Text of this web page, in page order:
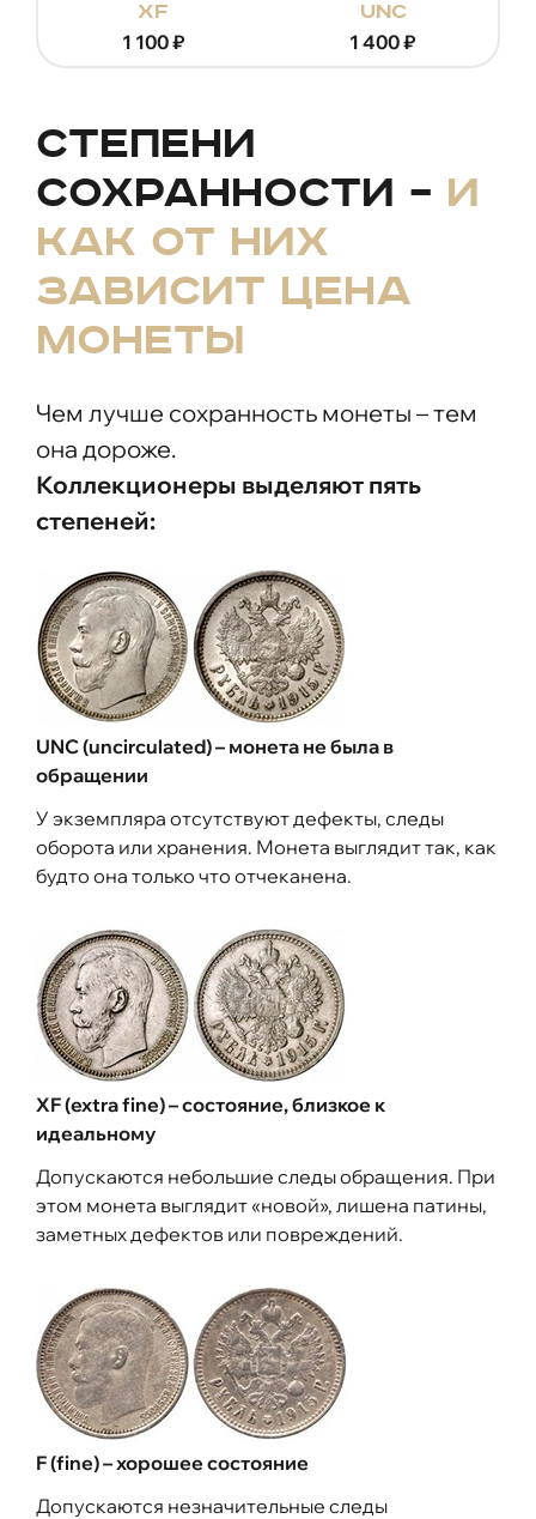
xf
1 100₽
unc
1 400₽
Степени
сохранности – и
как от них
зависит цена
монеты
Чем лучше сохранность монеты – тем
она дороже.
Коллекционеры выделяют пять
степеней:
UNC (uncirculated) – монета не была в
обращении
У экземпляра отсутствуют дефекты, следы
оборота или хранения. Монета выглядит так, как
будто она только что отчеканена.
XF (extra fine) – состояние, близкое к
идеальному
Допускаются небольшие следы обращения. При
этом монета выглядит «новой», лишена патины,
заметных дефектов или повреждений.
F (fine) – хорошее состояние
Допускаются незначительные следы